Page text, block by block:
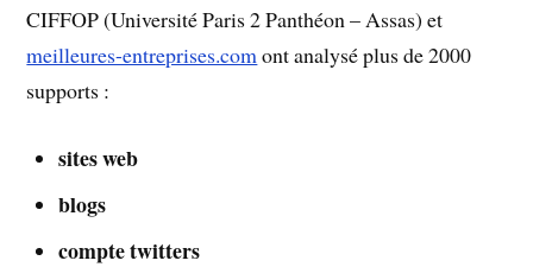
CIFFOP (Université Paris 2 Panthéon – Assas) et
meilleures-entreprises.comont analysé plus de 2000
supports :
sites web
blogs
compte twitters